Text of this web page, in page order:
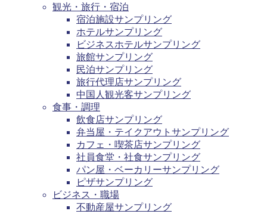
観光・旅行・宿泊
宿泊施設サンプリング
ホテルサンプリング
ビジネスホテルサンプリング
旅館サンプリング
民泊サンプリング
旅行代理店サンプリング
中国人観光客サンプリング
食事・調理
飲食店サンプリング
弁当屋・テイクアウトサンプリング
カフェ・喫茶店サンプリング
社員食堂・社食サンプリング
パン屋・ベーカリーサンプリング
ピザサンプリング
ビジネス・職場
不動産屋サンプリング